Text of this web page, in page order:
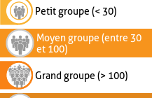
Petit groupe (< 30)
Moyen groupe (entre 30
et 100)
Grand groupe (> 100)